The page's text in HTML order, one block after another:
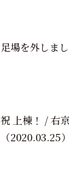
足場を外しま
祝 上棟！ / 右
（2020.03.25）